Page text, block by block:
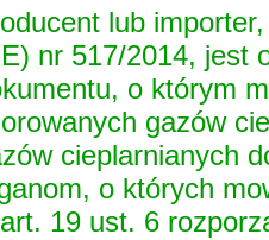
lub
nr 517/2014, jest
o którym
gazów
cieplarnianych
o których
19 ust. 6